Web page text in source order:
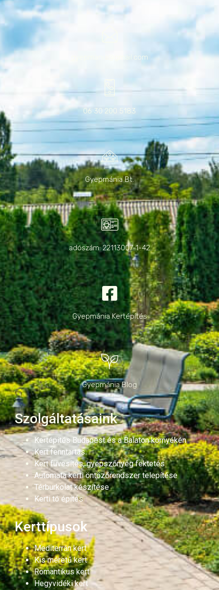
gyepmania@gmail.com
06 30 200 5183
Gyepmánia Bt.
adószám: 22113007-1-42
Gyepmánia Kertépítés
Gyepmánia Blog
Szolgáltatásaink
Kertépítés Budapest és a Balaton környékén
Kert fenntartás
Kert füvesítés, gyepszőnyeg fektetés
Automata kerti öntözőrendszer telepítése
Térburkolat készítése
Kerti tó építés
Kerttípusok
Mediterrán kert
Kis méretű kert
Romantikus kert
Hegyvidéki kert